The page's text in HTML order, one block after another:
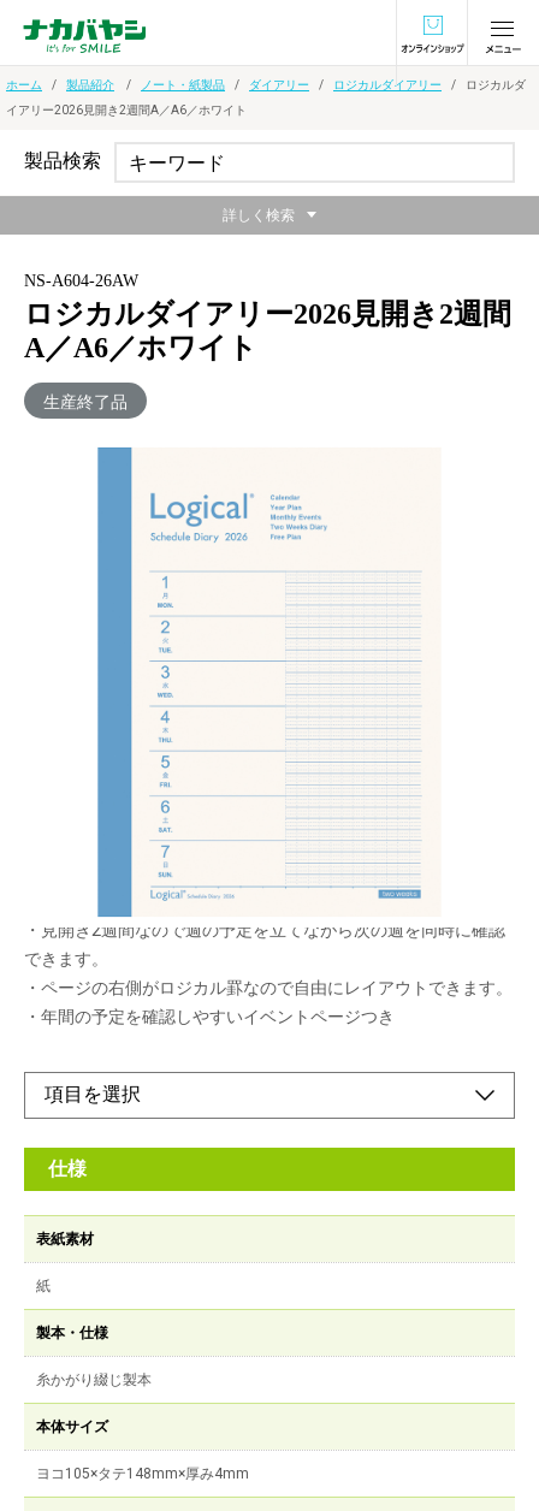
オンラインショ
ホーム 製品紹介 ノート・紙製品 ダイアリー ロジカルダイアリー
ロジカルダ
イアリー2026見開き2週間A／A6／ホワイト
NS-A604-26AW
ロジカルダイアリー2026見開き2週間
A／A6／ホワイト
生産終了品
薄いウィークリー！見開き2週間でマンスリーと同
じページ数！一年間、マンスリーとの併用でスケ
ジュール管理も万全に！
メーカー希望小売価格：
・スケジュール管理しやすい月曜始まりの週間ダイアリー。
・見開き2週間なので週の予定を立てながら次の週を同時に確認
できます。
・ページの右側がロジカル罫なので自由にレイアウトできます。
・年間の予定を確認しやすいイベントページつき
仕様
表紙素材
紙
製本・仕様
糸かがり綴じ製本
本体サイズ
ヨコ105×タテ148mm×厚み4mm
製品検索
詳しく検索